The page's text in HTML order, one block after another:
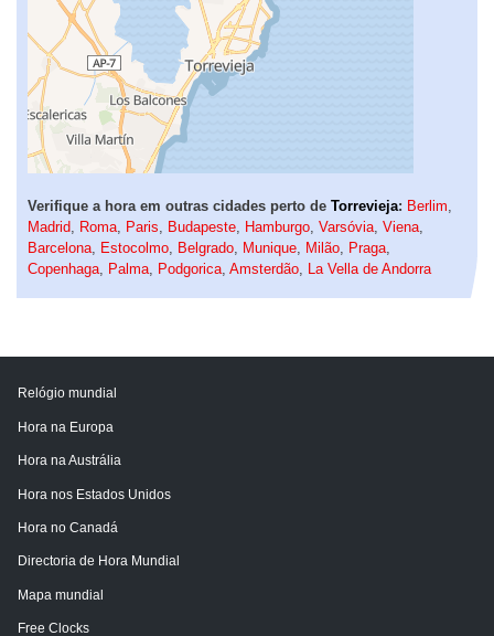
Verifique a hora em outras cidades perto de Torrevieja: Berlim
Madrid
Roma Paris Budapeste Hamburgo Varsóvia Viena
Barcelona
Estocolmo Belgrado Munique Milão Praga
Copenhaga
Palma Podgorica Amsterdão La Vella de Andorra
Relógio mundial
Hora na Europa
Hora na Austrália
Hora nos Estados Unidos
Hora no Canadá
Directoria de Hora Mundial
Mapa mundial
Free Clocks